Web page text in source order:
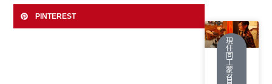
PINTEREST
現
任
同
工
蒙
召
現